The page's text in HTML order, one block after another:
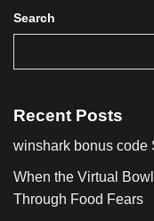
Search
Recent Posts
winshark bonus code
When the Virtual
Through Food Fears